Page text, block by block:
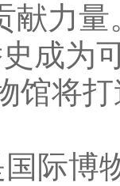
献力量
为可
将打
博物